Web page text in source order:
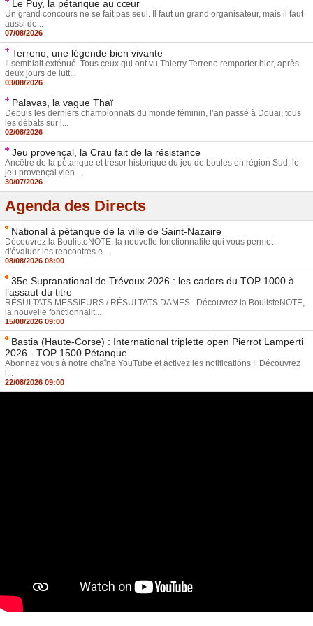
Le Puy, la pétanque au cœur
Un grand concours ne se fait pas seul. Il faut un grand organisateur, mais il faut
aussi de...
07/08/2026
Terreno, une légende bien vivante
Il semblait exténué. Tous ceux qui ont vu Thierry Terreno remporter hier, après
deux jours de lutt...
03/08/2026
Palavas, la vague Thaï
Depuis les derniers championnats du monde féminin, l’an passé à Douai, tous
les débats sur l...
02/08/2026
Jeu provençal, la Crau fait de la résistance
Ancêtre de la pétanque et trésor historique du jeu de boules en région Sud, le
jeu provençal vien...
30/07/2026
Agenda des Directs
National à pétanque de la ville de Saint-Nazaire
Découvrez la BoulisteNOTE, la nouvelle fonctionnalité qui vous permet
d'évaluer les rencontres e...
08/08/2026 08:00
35e Supranational de Trévoux 2026 : les cadors du TOP 1000 à
l’assaut du titre
RÉSULTATS MESSIEURS / RÉSULTATS DAMES Découvrez la BoulisteNOTE,
la nouvelle fonctionnalit...
15/08/2026 09:00
Bastia (Haute-Corse) : International triplette open Pierrot Lamperti
2026 - TOP 1500 Pétanque
Abonnez vous à notre chaîne YouTube et activez les notifications ! Découvrez
l...
22/08/2026 09:00